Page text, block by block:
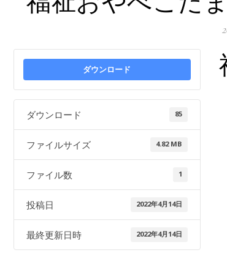
ダウンロード
ダウンロード 85
ファイルサイズ 4.82 MB
ファイル数 1
投稿日 2022年4月14日
最終更新日時 2022年4月14日